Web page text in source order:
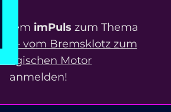
imPuls zum Thema
– vom Bremsklotz zum
Motor
anmelden!